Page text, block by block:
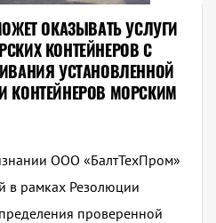
ОКАЗЫВАТЬ УСЛУГИ
КОНТЕЙНЕРОВ С
УСТАНОВЛЕННОЙ
МОРСКИМ
ООО «БалтТехПром»
в рамках Резолюции
проверенной